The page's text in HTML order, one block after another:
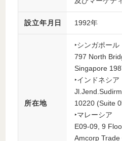
設立年月日 1992年
所在地
‣シンガポール
797 North
Singapore
‣インドネシア
10220 (Suite
‣マレーシア
E09-09, 9
Amcorp